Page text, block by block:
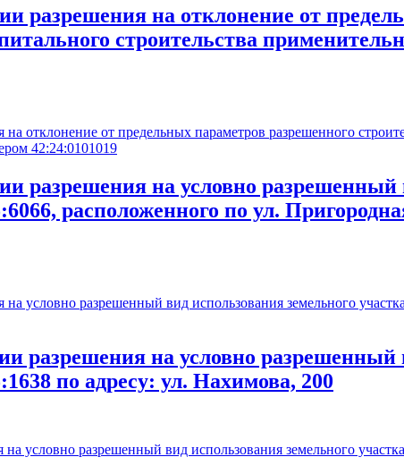
на отклонение от
строительства
от предельных параметров разрешенного
42:24:0101019
на условно разрешенный
расположенного по ул.
разрешенный вид использования земельного
на условно разрешенный
по адресу: ул. Нахимова, 200
разрешенный вид использования земельного